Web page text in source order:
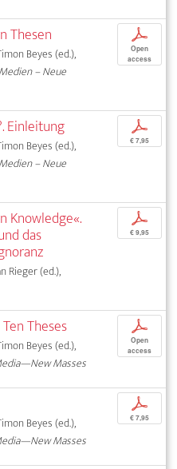
Thesen
Beyes (ed.),
– Neue
p
Open
access
Einleitung
Beyes (ed.),
– Neue
p
€ 7,95
Knowledge«.
das
Rieger (ed.),
p
€ 9,95
Theses
Beyes (ed.),
Masses
p
Open
access
Beyes (ed.),
Masses
p
€ 7,95